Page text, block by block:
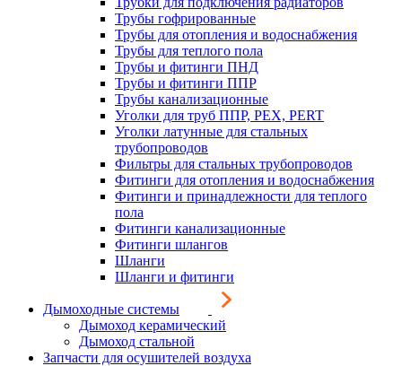
Трубы гофрированные
Трубы для отопления и водоснабжения
Трубы для теплого пола
Трубы и фитинги ПНД
Трубы и фитинги ППР
Трубы канализационные
Уголки для труб ППР, PEX, PERT
Уголки латунные для стальных
трубопроводов
Фильтры для стальных трубопроводов
Фитинги для отопления и водоснабжения
Фитинги и принадлежности для теплого
пола
Фитинги канализационные
Фитинги шлангов
Шланги
Шланги и фитинги
Дымоходные системы
Дымоход керамический
Дымоход стальной
Запчасти для осушителей воздуха